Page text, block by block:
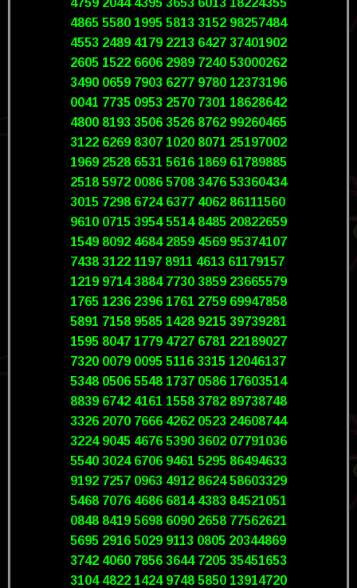
4759 2044 4395 3653 6013 18224355
4865 5580 1995 5813 3152 98257484
4553 2489 4179 2213 6427 37401902
2605 1522 6606 2989 7240 53000262
3490 0659 7903 6277 9780 12373196
0041 7735 0953 2570 7301 18628642
4800 8193 3506 3526 8762 99260465
3122 6269 8307 1020 8071 25197002
1969 2528 6531 5616 1869 61789885
2518 5972 0086 5708 3476 53360434
3015 7298 6724 6377 4062 86111560
9610 0715 3954 5514 8485 20822659
1549 8092 4684 2859 4569 95374107
7438 3122 1197 8911 4613 61179157
1219 9714 3884 7730 3859 23665579
1765 1236 2396 1761 2759 69947858
5891 7158 9585 1428 9215 39739281
1595 8047 1779 4727 6781 22189027
7320 0079 0095 5116 3315 12046137
5348 0506 5548 1737 0586 17603514
8839 6742 4161 1558 3782 89738748
3326 2070 7666 4262 0523 24608744
3224 9045 4676 5390 3602 07791036
5540 3024 6706 9461 5295 86494633
9192 7257 0963 4912 8624 58603329
5468 7076 4686 6814 4383 84521051
0848 8419 5698 6090 2658 77562621
5695 2916 5029 9113 0805 20344869
3742 4060 7856 3644 7205 35451653
3104 4822 1424 9748 5850 13914720